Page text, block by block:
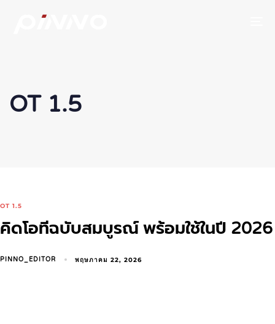
OT 1.5
OT 1.5
คิดโอทีฉบับสมบูรณ์ พร้อมใช้ในปี 2026
PINNO_EDITOR พฤษภาคม 22, 2026